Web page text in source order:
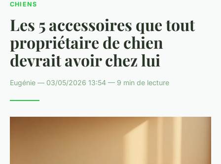
CHIENS
Les 5 accessoires que tout
propriétaire de chien
devrait avoir chez lui
Eugénie — 03/05/2026 13:54 — 9 min de lecture